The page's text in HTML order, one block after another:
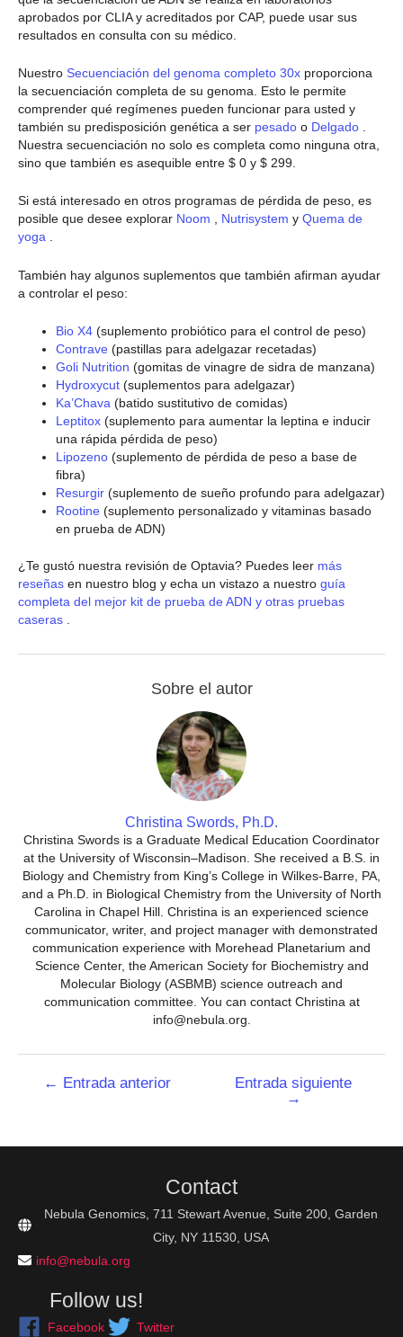
aprobados por CLIA y acreditados por CAP, puede usar sus
resultados en consulta con su médico.
Nuestro Secuenciación del genoma completo 30x proporciona
la secuenciación completa de su genoma. Esto le permite
comprender qué regímenes pueden funcionar para usted y
también su predisposición genética a ser pesado o Delgado
Nuestra secuenciación no solo es completa como ninguna otra,
sino que también es asequible entre $ 0 y $ 299.
Si está interesado en otros programas de pérdida de peso, es
posible que desee explorar Noom , Nutrisystem y Quema de
yoga .
También hay algunos suplementos que también afirman ayudar
a controlar el peso:
Bio X4 (suplemento probiótico para el control de peso)
Contrave (pastillas para adelgazar recetadas)
Goli Nutrition (gomitas de vinagre de sidra de manzana)
Hydroxycut (suplementos para adelgazar)
Ka’Chava (batido sustitutivo de comidas)
Leptitox (suplemento para aumentar la leptina e inducir
una rápida pérdida de peso)
Lipozeno (suplemento de pérdida de peso a base de
fibra)
Resurgir (suplemento de sueño profundo para adelgazar)
Rootine (suplemento personalizado y vitaminas basado
en prueba de ADN)
¿Te gustó nuestra revisión de Optavia? Puedes leer más
reseñas en nuestro blog y echa un vistazo a nuestro guía
completa del mejor kit de prueba de ADN y otras pruebas
caseras
Sobre el autor
Christina Swords, Ph.D.
Christina Swords is a Graduate Medical Education Coordinator
at the University of Wisconsin–Madison. She received a B.S. in
Biology and Chemistry from King’s College in Wilkes-Barre, PA,
and a Ph.D. in Biological Chemistry from the University of North
Carolina in Chapel Hill. Christina is an experienced science
communicator, writer, and project manager with demonstrated
communication experience with Morehead Planetarium and
Science Center, the American Society for Biochemistry and
Molecular Biology (ASBMB) science outreach and
communication committee. You can contact Christina at
info@nebula.org.
Navegación
← Entrada anterior
Entrada siguiente
→
Contact
Nebula Genomics, 711 Stewart Avenue, Suite 200, Garden
City, NY 11530, USA
info@nebula.org
Follow us!
Facebook Twitter